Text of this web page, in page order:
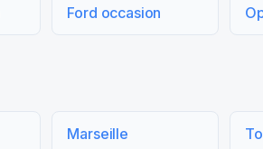
Ford occasion
Marseille